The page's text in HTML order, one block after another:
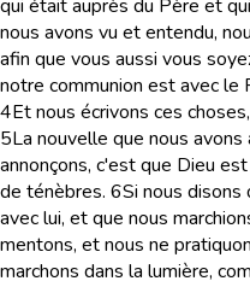
qui était auprès du Père et
nous avons vu et entendu,
afin que vous aussi vous
notre communion est avec le
4Et nous écrivons ces
5La nouvelle que nous
annonçons, c'est que Dieu
de ténèbres. 6Si nous disons
avec lui, et que nous
mentons, et nous ne
marchons dans la lumière,